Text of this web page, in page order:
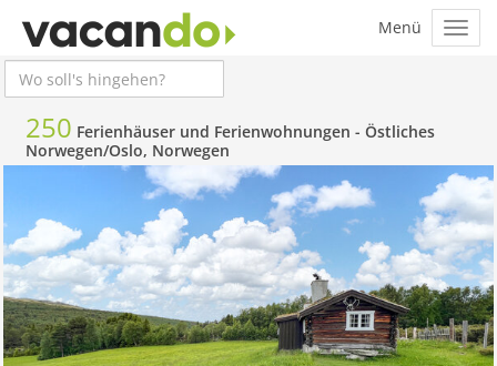
250 Ferienhäuser und Ferienwohnungen - Östliches
Norwegen/Oslo, Norwegen